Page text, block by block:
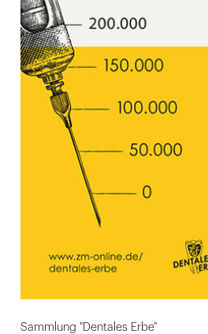
Sammlung "Dentales Erbe"